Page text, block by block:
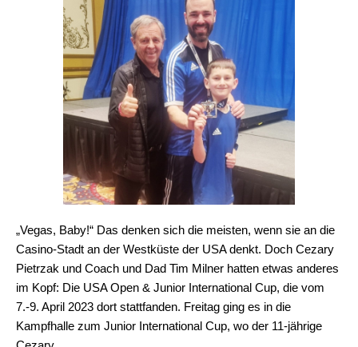
„Vegas, Baby!“ Das denken sich die meisten, wenn sie an die
Casino-Stadt an der Westküste der USA denkt. Doch Cezary
Pietrzak und Coach und Dad Tim Milner hatten etwas anderes
im Kopf: Die USA Open & Junior International Cup, die vom
7.-9. April 2023 dort stattfanden. Freitag ging es in die
Kampfhalle zum Junior International Cup, wo der 11-jährige